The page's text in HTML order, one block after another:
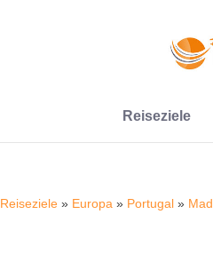
Reiseziele
Reiseziele » Europa » Portugal »